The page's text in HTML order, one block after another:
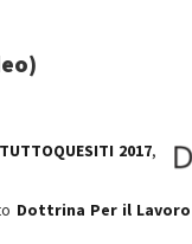
TUTTOQUESITI 2017,
Dottrina Per il Lavoro